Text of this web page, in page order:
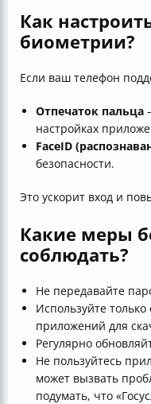
Как
биометрии?
Если ваш телефон
Отпечаток пальца
настройках
FaceID
безопасности.
Это ускорит вход и
Какие меры
соблюдать?
Не передавайте
Используйте
приложений для
Регулярно
Не пользуйтесь
может вызвать
подумать, что